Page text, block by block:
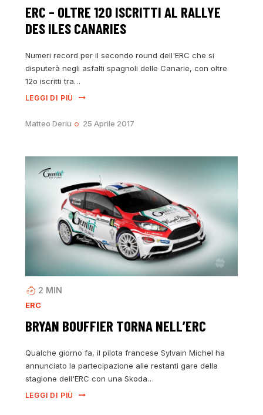
ERC – OLTRE 120 ISCRITTI AL RALLYE
DES ILES CANARIES
Numeri record per il secondo round dell'ERC che si
disputerà negli asfalti spagnoli delle Canarie, con oltre
12o iscritti tra…
LEGGI DI PIÙ
Matteo Deriu 25 Aprile 2017
2 MIN
ERC
BRYAN BOUFFIER TORNA NELL’ERC
Qualche giorno fa, il pilota francese Sylvain Michel ha
annunciato la partecipazione alle restanti gare della
stagione dell'ERC con una Skoda…
LEGGI DI PIÙ